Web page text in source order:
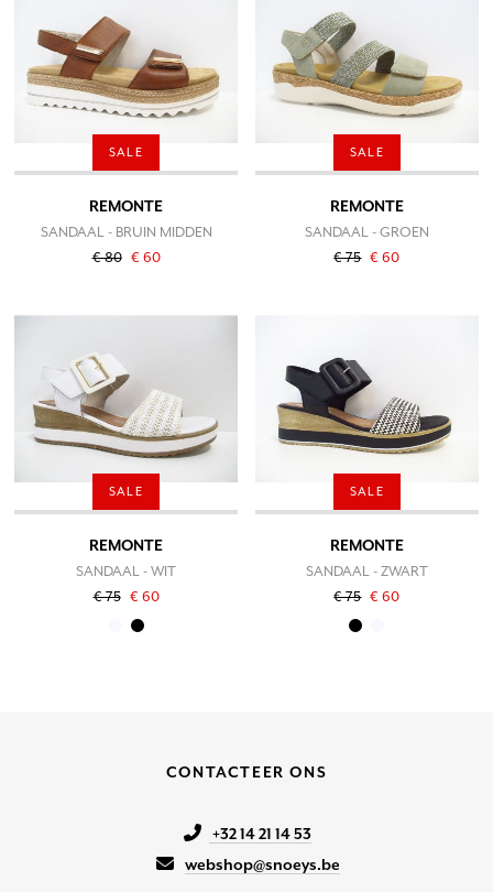
SALE
REMONTE
SANDAAL - BRUIN MIDDEN
€ 80 € 60
SALE
REMONTE
SANDAAL - GROEN
€ 75 € 60
SALE
REMONTE
SANDAAL - WIT
€ 75 € 60
SALE
REMONTE
SANDAAL - ZWART
€ 75 € 60
CONTACTEER ONS
+32 14 21 14 53
webshop@snoeys.be